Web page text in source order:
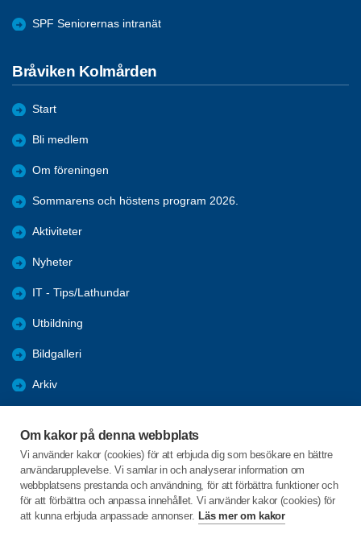
Om kakor på denna webbplats
Vi använder kakor (cookies) för att erbjuda dig som besökare en bättre
användarupplevelse. Vi samlar in och analyserar information om
webbplatsens prestanda och användning, för att förbättra funktioner och
för att förbättra och anpassa innehållet. Vi använder kakor (cookies) för
att kunna erbjuda anpassade annonser. Läs mer om kakor
SPF Seniorernas intranät
Bråviken Kolmården
Start
Bli medlem
Om föreningen
Sommarens och höstens program 2026.
Aktiviteter
Nyheter
IT - Tips/Lathundar
Utbildning
Bildgalleri
Arkiv
Förmåner
Digital hjälp
C/o:Per Adler